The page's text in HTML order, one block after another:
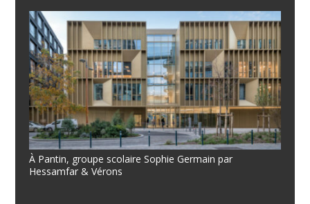
À Pantin, groupe scolaire Sophie Germain par
Hessamfar & Vérons